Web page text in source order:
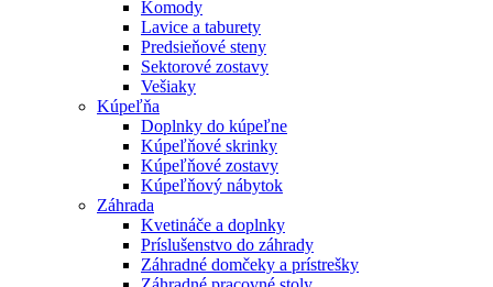
Komody
Lavice a taburety
Predsieňové steny
Sektorové zostavy
Vešiaky
Kúpeľňa
Doplnky do kúpeľne
Kúpeľňové skrinky
Kúpeľňové zostavy
Kúpeľňový nábytok
Záhrada
Kvetináče a doplnky
Príslušenstvo do záhrady
Záhradné domčeky a prístrešky